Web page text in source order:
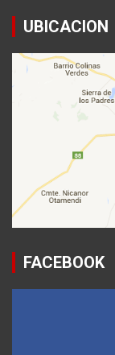
UBICACION
FACEBOOK